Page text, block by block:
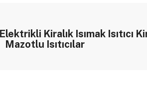
Kiralık Isımak Isıtıcı
Mazotlu Isıtıcılar